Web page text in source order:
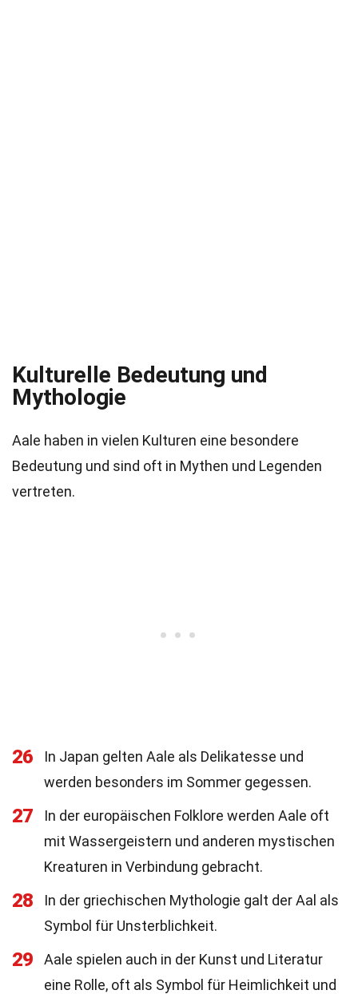
Kulturelle Bedeutung und
Mythologie
Aale haben in vielen Kulturen eine besondere
Bedeutung und sind oft in Mythen und Legenden
vertreten.
26
In Japan gelten Aale als Delikatesse und
werden besonders im Sommer gegessen.
27
In der europäischen Folklore werden Aale oft
mit Wassergeistern und anderen mystischen
Kreaturen in Verbindung gebracht.
28
In der griechischen Mythologie galt der Aal als
Symbol für Unsterblichkeit.
29
Aale spielen auch in der Kunst und Literatur
eine Rolle, oft als Symbol für Heimlichkeit und